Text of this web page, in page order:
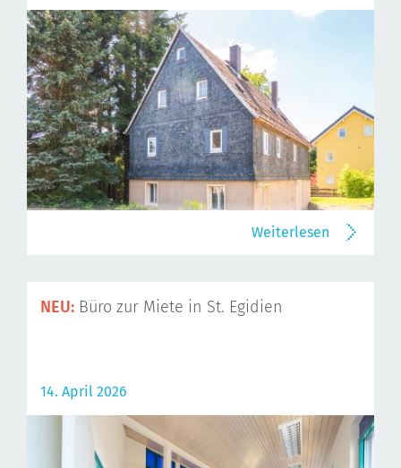
Weiterlesen
NEU: Büro zur Miete in St. Egidien
14. April 2026